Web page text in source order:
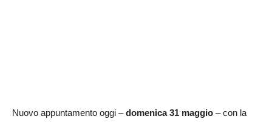
Nuovo appuntamento oggi –domenica 31 maggio – con la